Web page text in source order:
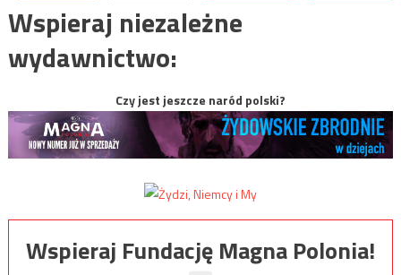
Wspieraj niezależne
wydawnictwo:
Czy jest jeszcze naród polski?
Wspieraj Fundację Magna Polonia!